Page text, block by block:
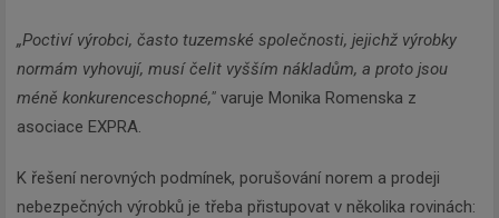
„Poctiví výrobci, často tuzemské společnosti, jejichž výrobky
normám vyhovují, musí čelit vyšším nákladům, a proto jsou
méně konkurenceschopné," varuje Monika Romenska z
asociace EXPRA.
K řešení nerovných podmínek, porušování norem a prodeji
nebezpečných výrobků je třeba přistupovat v několika rovinách: